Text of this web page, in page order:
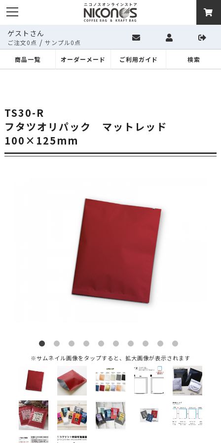
ゲストさん
ご注文0点 / サンプル0点
商品一覧
オーダーメード ご利用ガイド 検索
TS30-R
フタツオリパック マットレッド
100×125mm
※サムネイル画像をタップすると、拡大画像が表示されます